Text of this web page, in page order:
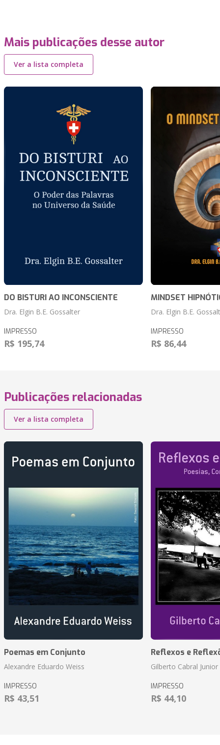
Mais publicações desse autor
Ver a lista completa
DO BISTURI AO INCONSCIENTE
Dra. Elgin B.E. Gossalter
IMPRESSO
R$ 195,74
MINDSET
Dra. Elgin B.E.
IMPRESSO
R$ 86,44
Publicações relacionadas
Ver a lista completa
Poemas em Conjunto
Alexandre Eduardo Weiss
IMPRESSO
R$ 43,51
Reflexos e
Gilberto Cabral Junior
IMPRESSO
R$ 44,10